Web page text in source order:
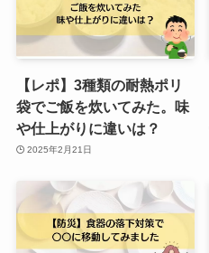
【レポ】3種類の耐熱ポリ
袋でご飯を炊いてみた。味
や仕上がりに違いは？
2025年2月21日